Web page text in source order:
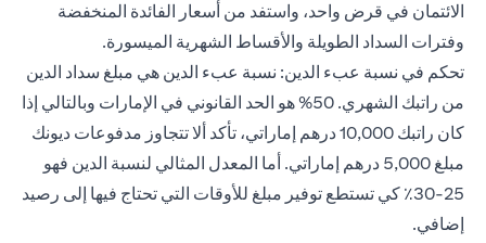
الائتمان في قرض واحد، واستفد من أسعار الفائدة المنخفضة
وفترات السداد الطويلة والأقساط الشهرية الميسورة.
تحكم في نسبة عبء الدين: نسبة عبء الدين هي مبلغ سداد الدين
من راتبك الشهري. 50% هو الحد القانوني في الإمارات وبالتالي إذا
كان راتبك 10,000 درهم إماراتي، تأكد ألا تتجاوز مدفوعات ديونك
مبلغ 5,000 درهم إماراتي. أما المعدل المثالي لنسبة الدين فهو
25-30٪ كي تستطع توفير مبلغ للأوقات التي تحتاج فيها إلى رصيد
إضافي.